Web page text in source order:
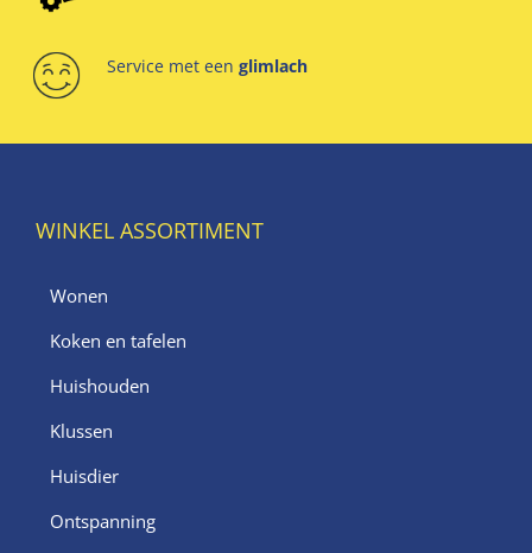
Service met een glimlach
WINKEL ASSORTIMENT
Wonen
Koken en tafelen
Huishouden
Klussen
Huisdier
Ontspanning